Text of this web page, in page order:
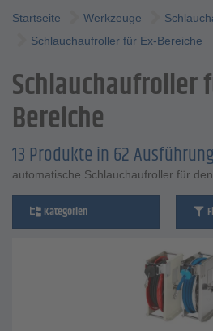
Startseite Werkzeuge
Schlauchaufroller für Ex-Bereiche
Schlauchaufroller
Bereiche
13 Produkte in 62
automatische Schlauchaufroller für
Kategorien